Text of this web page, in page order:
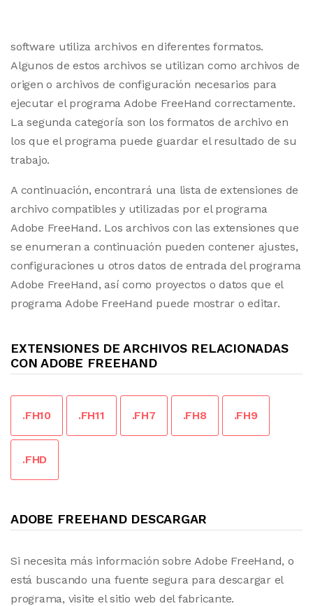
software utiliza archivos en diferentes formatos.
Algunos de estos archivos se utilizan como archivos de
origen o archivos de configuración necesarios para
ejecutar el programa Adobe FreeHand correctamente.
La segunda categoría son los formatos de archivo en
los que el programa puede guardar el resultado de su
trabajo.
A continuación, encontrará una lista de extensiones de
archivo compatibles y utilizadas por el programa
Adobe FreeHand. Los archivos con las extensiones que
se enumeran a continuación pueden contener ajustes,
configuraciones u otros datos de entrada del programa
Adobe FreeHand, así como proyectos o datos que el
programa Adobe FreeHand puede mostrar o editar.
EXTENSIONES DE ARCHIVOS RELACIONADAS
CON ADOBE FREEHAND
.FH10 .FH11 .FH7 .FH8 .FH9
.FHD
ADOBE FREEHAND DESCARGAR
Si necesita más información sobre Adobe FreeHand, o
está buscando una fuente segura para descargar el
programa, visite el sitio web del fabricante.